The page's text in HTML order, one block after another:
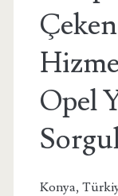
Opel
Konya,